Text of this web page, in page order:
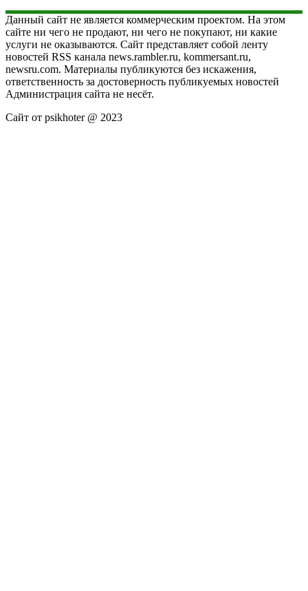
Данный сайт не является коммерческим проектом. На этом
сайте ни чего не продают, ни чего не покупают, ни какие
услуги не оказываются. Сайт представляет собой ленту
новостей RSS канала news.rambler.ru, kommersant.ru,
newsru.com. Материалы публикуются без искажения,
ответственность за достоверность публикуемых новостей
Администрация сайта не несёт.
Сайт от psikhoter @ 2023